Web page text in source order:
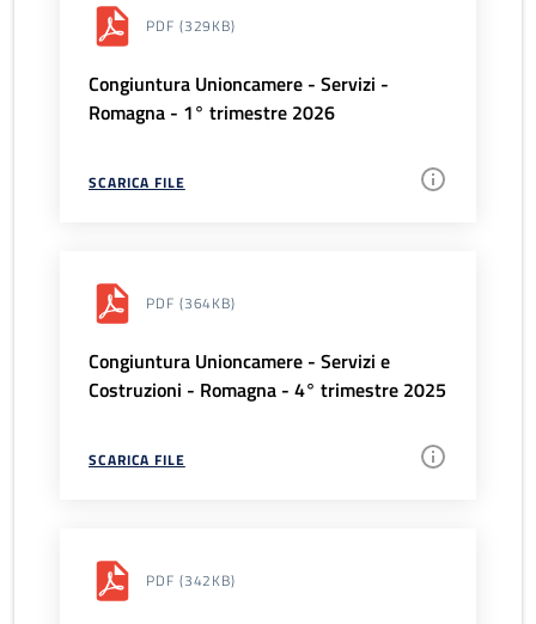
PDF (329KB)
Congiuntura Unioncamere - Servizi -
Romagna - 1° trimestre 2026
SCARICA FILE
PDF (364KB)
Congiuntura Unioncamere - Servizi e
Costruzioni - Romagna - 4° trimestre 2025
SCARICA FILE
PDF (342KB)